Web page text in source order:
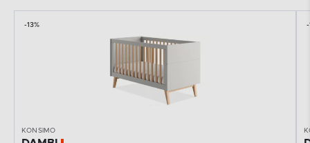
-13%
KONSIMO
-